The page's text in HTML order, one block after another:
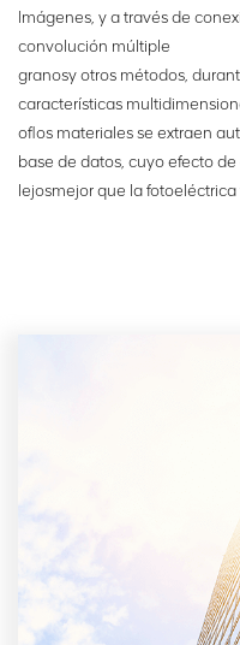
contaminación ambiental.
Imágenes, y a través de
convolución múltiple
granosy otros métodos,
características
oflos materiales se extraen
base de datos, cuyo efecto
lejosmejor que la